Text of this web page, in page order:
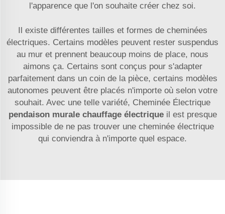
l'apparence que l'on souhaite créer chez soi.
Il existe différentes tailles et formes de cheminées
électriques. Certains modèles peuvent rester suspendus
au mur et prennent beaucoup moins de place, nous
aimons ça. Certains sont conçus pour s'adapter
parfaitement dans un coin de la pièce, certains modèles
autonomes peuvent être placés n'importe où selon votre
souhait. Avec une telle variété, Cheminée Électrique
pendaison murale chauffage électrique il est presque
impossible de ne pas trouver une cheminée électrique
qui conviendra à n'importe quel espace.